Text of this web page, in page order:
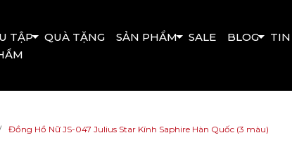
TẬP QUÀ TẶNG SẢN PHẨM SALE BLOG
Đồng Hồ Nữ JS-047 Julius Star Kính Saphire Hàn Quốc (3 màu)